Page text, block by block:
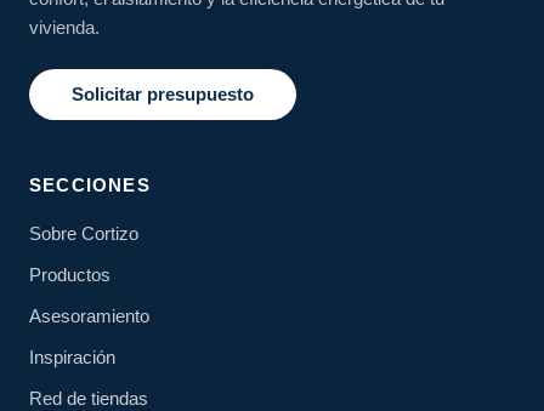
vivienda.
Solicitar presupuesto
SECCIONES
Sobre Cortizo
Productos
Asesoramiento
Inspiración
Red de tiendas